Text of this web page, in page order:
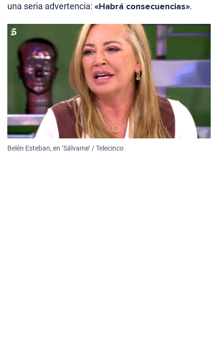
una seria advertencia: «Habrá consecuencias».
Belén Esteban, en ‘Sálvame’ / Telecinco